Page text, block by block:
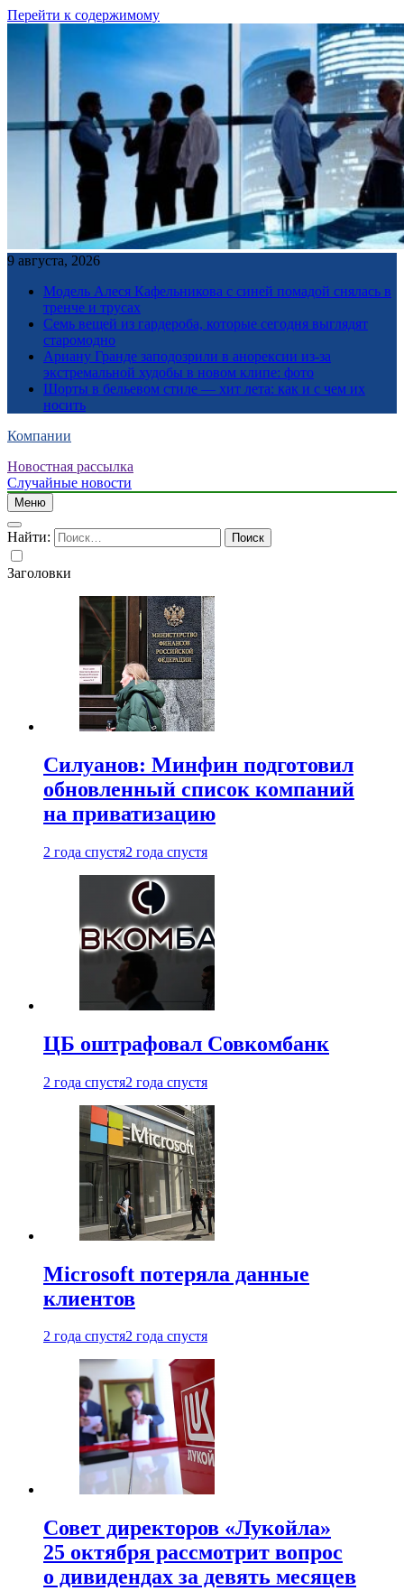
Перейти к содержимому
9 августа, 2026
Модель Алеся Кафельникова с синей помадой снялась в
тренче и трусах
Семь вещей из гардероба, которые сегодня выглядят
старомодно
Ариану Гранде заподозрили в анорексии из-за
экстремальной худобы в новом клипе: фото
Шорты в бельевом стиле — хит лета: как и с чем их
носить
Компании
Новостная рассылка
Случайные новости
Меню
Найти:
Заголовки
Силуанов: Минфин подготовил
обновленный список компаний
на приватизацию
2 года спустя2 года спустя
ЦБ оштрафовал Совкомбанк
2 года спустя2 года спустя
Microsoft потеряла данные
клиентов
2 года спустя2 года спустя
Совет директоров «Лукойла»
25 октября рассмотрит вопрос
о дивидендах за девять месяцев